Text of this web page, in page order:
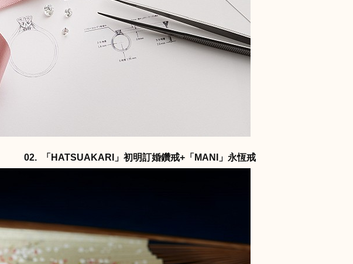
02. 「HATSUAKARI」初明訂婚鑽戒+「MANI」永恆戒